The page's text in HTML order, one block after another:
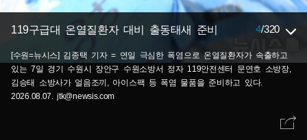
119구급대 온열질환자 대비 출동태새 준비 4/320
[수원=뉴시스] 김종택 기자 = 연일 극심한 폭염으로 온열질환자가 속출하고
있는 7일 경기 수원시 장안구 수원소방서 정자 119안전센터 문연호 소방장,
김승태 소방사가 얼음조끼, 아이스팩 등 폭염 물품을 준비하고 있다.
2026.08.07. jtk@newsis.com